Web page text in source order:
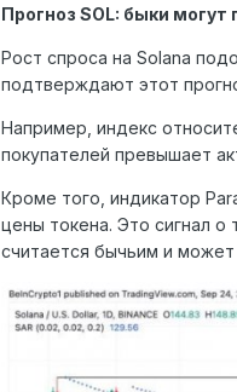
Прогноз SOL: быки
Рост спроса на Solana
подтверждают этот
Например, индекс
покупателей превышает
Кроме того, индикатор
цены токена. Это сигнал
считается бычьим и может